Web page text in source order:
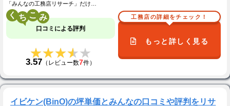
「みんなの工務店リサーチ」だけ…
く こ
口コミによる評判
★★★★★
★★★★★
3.57 （レビュー数7件）
工務店の詳細をチェック！
もっと詳しく見る
イビケン(BinO)の坪単価とみんなの口コミや評判をリサ